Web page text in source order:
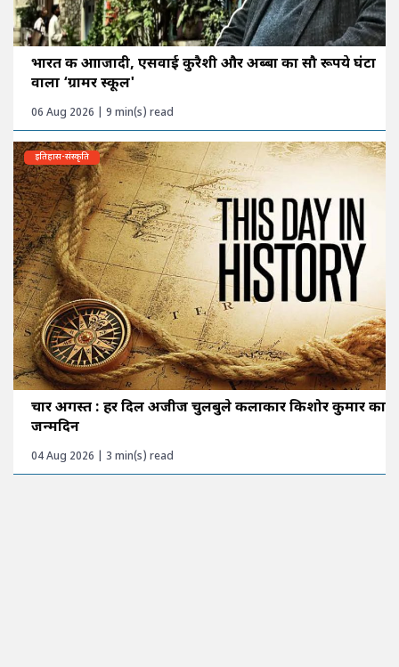
भारत की आाजादी, एसवाई कुरैशी और अब्बा का सौ रूपये घंटा
वाला ‘ग्रामर स्कूल'
06 Aug 2026 | 9 min(s) read
इतिहास-संस्कृति
चार अगस्त : हर दिल अजीज चुलबुले कलाकार किशोर कुमार का
जन्मदिन
04 Aug 2026 | 3 min(s) read